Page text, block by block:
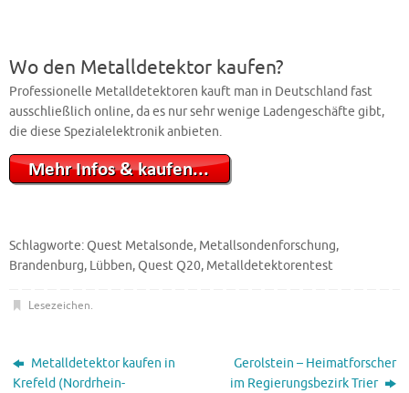
Wo den Metalldetektor kaufen?
Professionelle Metalldetektoren kauft man in Deutschland fast
ausschließlich online, da es nur sehr wenige Ladengeschäfte gibt,
die diese Spezialelektronik anbieten.
Schlagworte: Quest Metalsonde, Metallsondenforschung,
Brandenburg, Lübben, Quest Q20, Metalldetektorentest
Lesezeichen.
Metalldetektor kaufen in
Krefeld (Nordrhein-
Gerolstein – Heimatforscher
im Regierungsbezirk Trier